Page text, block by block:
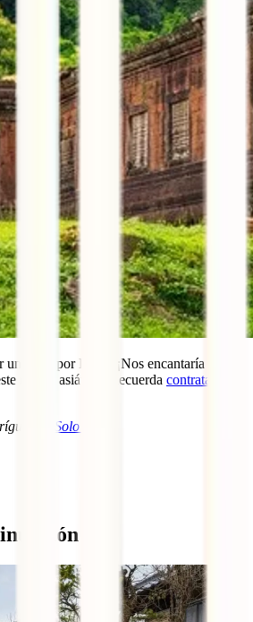
una ruta por Laos? ¡Nos encantaría saber
rincón asiático! Recuerda contratar tu
de
Solo Ida